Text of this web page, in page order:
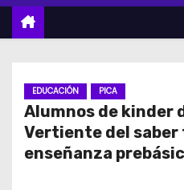
EDUCACIÓN PICA
Alumnos de kinder
Vertiente del
enseñanza